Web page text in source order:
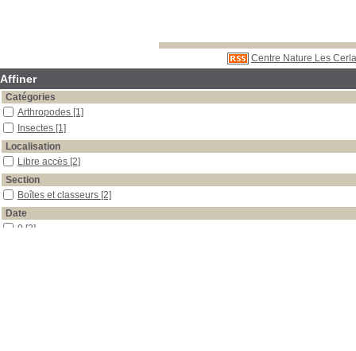
Centre Nature Les
Affiner
Catégories
Arthropodes [1]
Insectes [1]
Localisation
Libre accès [2]
Section
Boîtes et classeurs [2]
Date
0 [2]